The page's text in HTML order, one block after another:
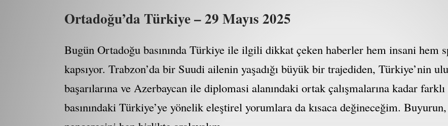
Ortadoğu’da Türkiye – 29 Mayıs 2025
Bugün Ortadoğu basınında Türkiye ile ilgili dikkat çeken haberler hem insani
kapsıyor. Trabzon’da bir Suudi ailenin yaşadığı büyük bir trajediden, Türkiye’nin
başarılarına ve Azerbaycan ile diplomasi alanındaki ortak çalışmalarına kadar
basınındaki Türkiye’ye yönelik eleştirel yorumlara da kısaca değineceğim.